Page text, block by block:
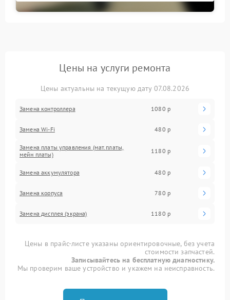
Цены на услуги ремонта
Цены актуальны на текущую дату 07.08.2026
Замена контроллера 1080 р
Замена Wi-Fi 480 р
Замена платы управления (мат.платы,
мейн платы)
1180 р
Замена аккумулятора 480 р
Замена корпуса 780 р
Замена дисплея (экрана) 1180 р
Цены в прайс-листе указаны ориентировочные, без учета
стоимости запчастей.
Записывайтесь на бесплатную диагностику.
Мы проверим ваше устройство и укажем на неисправность.